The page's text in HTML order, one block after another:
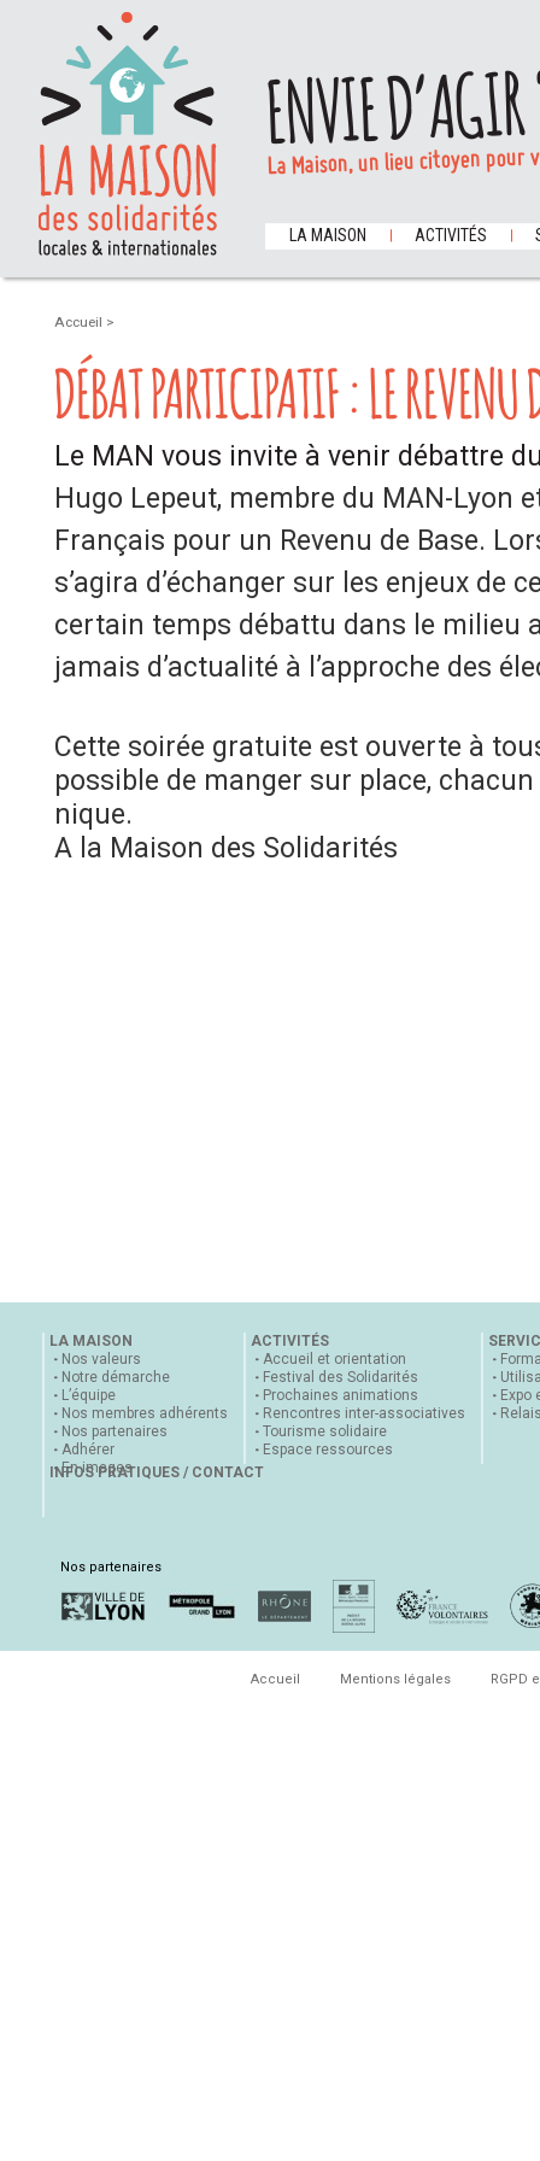
ENVIE
La Maison, un lieu citoyen
LA MAISON ACTIVITÉS
Accueil >
DÉBAT PARTICIPATIF : LE REVENU
Le MAN vous invite à venir débattre
Hugo Lepeut, membre du MAN-Lyon
Français pour un Revenu de Base.
s’agira d’échanger sur les enjeux de
certain temps débattu dans le milieu
jamais d’actualité à l’approche des
Cette soirée gratuite est ouverte à
possible de manger sur place,
nique.
A la Maison des Solidarités
LA MAISON
Nos valeurs
Notre démarche
L’équipe
Nos membres adhérents
Nos partenaires
Adhérer
En images
ACTIVITÉS
Accueil et orientation
Festival des Solidarités
Prochaines animations
Rencontres inter-associatives
Tourisme solidaire
Espace ressources
Expo
INFOS PRATIQUES / CONTACT
Nos partenaires
Accueil Mentions légales RGPD